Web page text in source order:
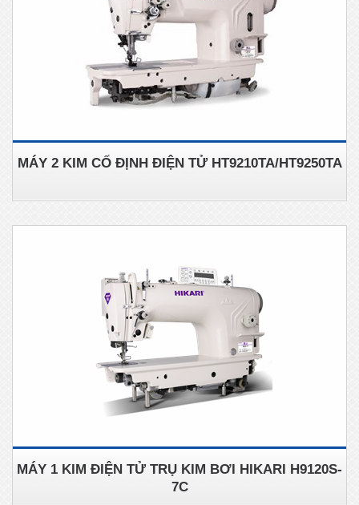
MÁY 2 KIM CỐ ĐỊNH ĐIỆN TỬ HT9210TA/HT9250TA
MÁY 1 KIM ĐIỆN TỬ TRỤ KIM BƠI HIKARI H9120S-
7C